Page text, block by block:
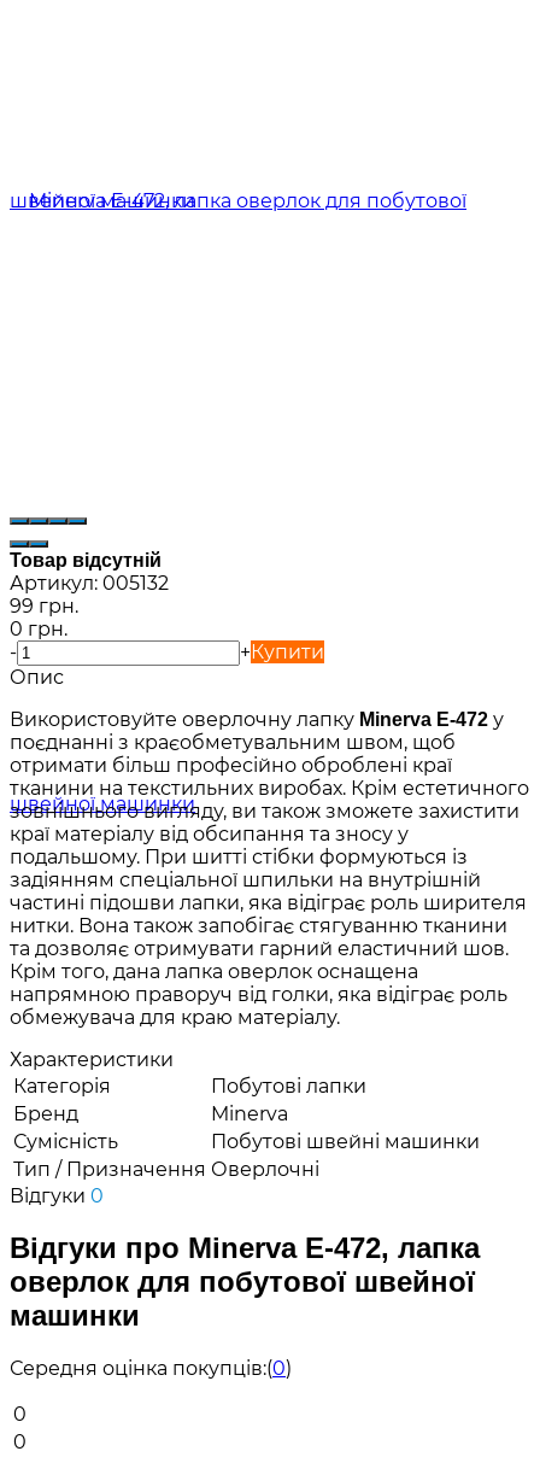
Товар відсутній
Артикул: 005132
99 грн.
0 грн.
-
+Купити
Опис
Використовуйте оверлочну лапку Minerva E-472 у
поєднанні з краєобметувальним швом, щоб
отримати більш професійно оброблені краї
тканини на текстильних виробах. Крім естетичного
зовнішнього вигляду, ви також зможете захистити
краї матеріалу від обсипання та зносу у
подальшому. При шитті стібки формуються із
задіянням спеціальної шпильки на внутрішній
частині підошви лапки, яка відіграє роль ширителя
нитки. Вона також запобігає стягуванню тканини
та дозволяє отримувати гарний еластичний шов.
Крім того, дана лапка оверлок оснащена
напрямною праворуч від голки, яка відіграє роль
обмежувача для краю матеріалу.
Характеристики
Категорія
Побутові лапки
Бренд
Minerva
Сумісність
Побутові швейні машинки
Тип / Призначення Оверлочні
Відгуки 0
Відгуки про Minerva E-472, лапка
оверлок для побутової швейної
машинки
Середня оцінка покупців:(0)
0
0